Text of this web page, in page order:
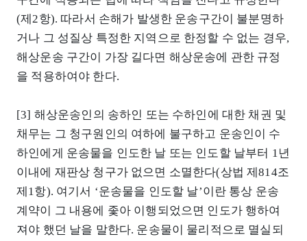
(제2항). 따라서 손해가 발생한 운송구간이 불분명하
거나 그 성질상 특정한 지역으로 한정할 수 없는 경우,
해상운송 구간이 가장 길다면 해상운송에 관한 규정
을 적용하여야 한다.
[3] 해상운송인의 송하인 또는 수하인에 대한 채권 및
채무는 그 청구원인의 여하에 불구하고 운송인이 수
하인에게 운송물을 인도한 날 또는 인도할 날부터 1년
이내에 재판상 청구가 없으면 소멸한다(상법 제814조
제1항). 여기서 ‘운송물을 인도할 날’이란 통상 운송
계약이 그 내용에 좇아 이행되었으면 인도가 행하여
져야 했던 날을 말한다. 운송물이 물리적으로 멸실되